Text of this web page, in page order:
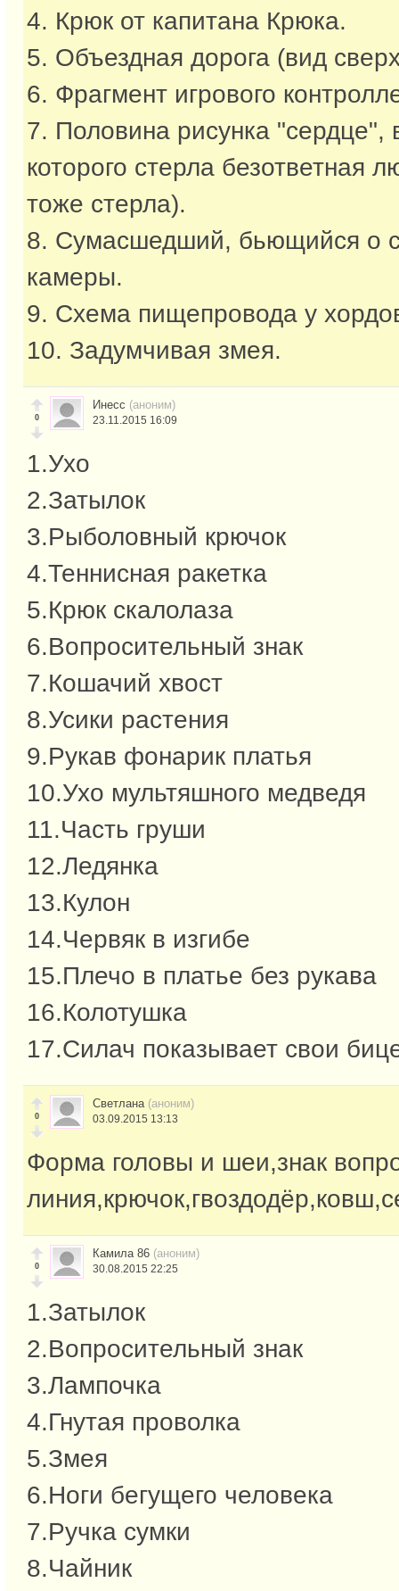
4. Крюк от капитана Крюка.
5. Объездная дорога (вид
6. Фрагмент игрового
7. Половина рисунка "сердце",
которого стерла безответная
тоже стерла).
8. Сумасшедший, бьющийся о
камеры.
9. Схема пищепровода у
10. Задумчивая змея.
0
Инесс (аноним)
23.11.2015 16:09
1.Ухо
2.Затылок
3.Рыболовный крючок
4.Теннисная ракетка
5.Крюк скалолаза
6.Вопросительный знак
7.Кошачий хвост
8.Усики растения
9.Рукав фонарик платья
10.Ухо мультяшного медведя
11.Часть груши
12.Ледянка
13.Кулон
14.Червяк в изгибе
15.Плечо в платье без рукава
16.Колотушка
17.Силач показывает свои
0
Светлана (аноним)
03.09.2015 13:13
Форма головы и шеи,знак
0
Камила 86 (аноним)
30.08.2015 22:25
1.Затылок
2.Вопросительный знак
3.Лампочка
4.Гнутая проволка
5.Змея
6.Ноги бегущего человека
7.Ручка сумки
8.Чайник